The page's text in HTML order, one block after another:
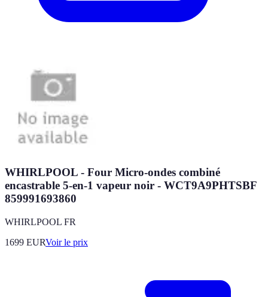
WHIRLPOOL - Four Micro-ondes combiné
encastrable 5-en-1 vapeur noir - WCT9A9PHTSBF
859991693860
WHIRLPOOL FR
1699 EURVoir le prix